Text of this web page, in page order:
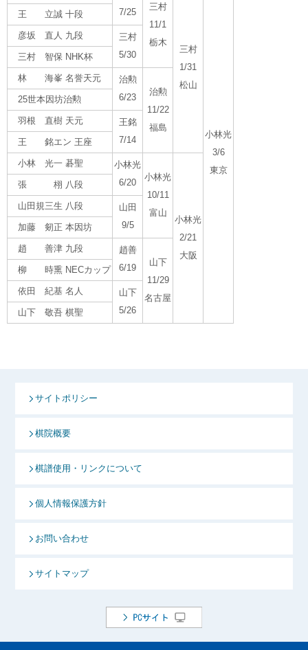
7/25
三村
11/1
栃木
三村
1/31
松山
小林光
3/6
東京
王 立誠 十段
彦坂 直人 九段
三村
5/30
三村 智保 NHK杯
林 海峯 名誉天元
治勲
6/23
治勲
11/22
福島
25世本因坊治勲
羽根 直樹 天元
王銘
7/14
王 銘エン 王座
小林 光一 碁聖
小林光
6/20
小林光
10/11
富山
小林光
2/21
大阪
張 栩 八段
山田規三生 八段
山田
9/5
加藤 剱正 本因坊
趙 善津 九段
趙善
6/19
山下
11/29
名古屋
柳 時熏 NECカップ
依田 紀基 名人
山下
5/26
山下 敬吾 棋聖
サイトポリシー
棋院概要
棋譜使用・リンクについて
個人情報保護方針
お問い合わせ
サイトマップ